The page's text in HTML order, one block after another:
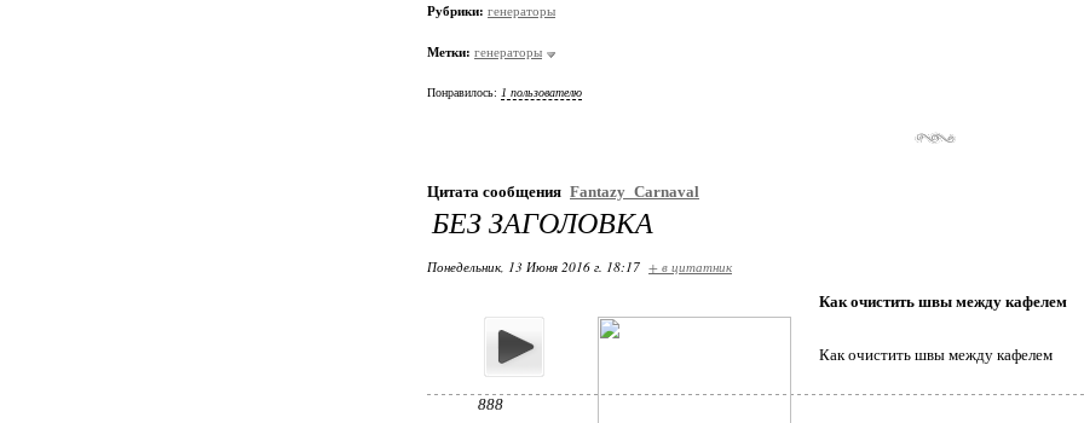
Благодарения 4
Рубрики: генераторы
Метки: генераторы
Понравилось: 1 пользователю
Цитата сообщения Fantazy_Carnaval
БЕЗ ЗАГОЛОВКА
Понедельник, 13 Июня 2016 г. 18:17 + в цитатник
888
Как очистить швы между кафелем
Как очистить швы между кафелем